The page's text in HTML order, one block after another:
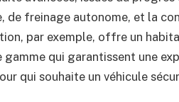
de freinage autonome, et la
par exemple, offre un
gamme qui garantissent une
qui souhaite un véhicule